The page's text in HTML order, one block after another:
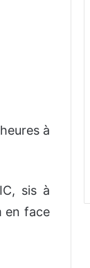
à
sis à
en face